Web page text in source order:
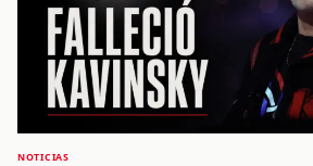
NOTICIAS